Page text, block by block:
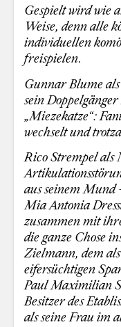
Gespielt wird wie
Weise, denn alle
individuellen
freispielen.
Gunnar Blume
sein
„Miezekatze“:
wechselt und
Rico Strempel als
aus seinem
Mia Antonia
zusammen mit
die ganze Chose
Zielmann, dem
eifersüchtigen
Paul Maximilian
Besitzer des
als seine Frau im